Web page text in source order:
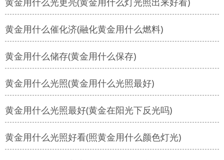
黄金用什么催化济(融化黄金用什么燃料)
黄金用什么储存(黄金用什么保存)
黄金用什么光照(黄金用什么光照最好)
黄金用什么光照最好(黄金在阳光下反光吗)
黄金用什么光照好看(照黄金用什么颜色灯光)